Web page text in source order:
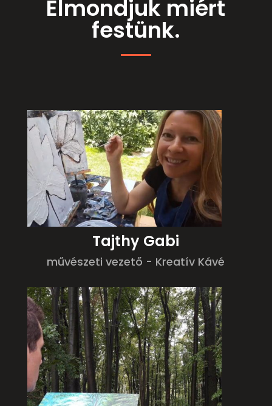
Elmondjuk miért
festünk.
Tajthy Gabi
művészeti vezető - Kreatív Kávé